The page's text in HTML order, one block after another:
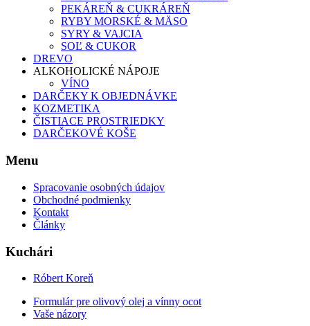
PEKÁREŇ & CUKRÁREŇ
RYBY MORSKÉ & MÄSO
SYRY & VAJCIA
SOĽ & CUKOR
DREVO
ALKOHOLICKÉ NÁPOJE
VÍNO
DARČEKY K OBJEDNÁVKE
KOZMETIKA
ČISTIACE PROSTRIEDKY
DARČEKOVÉ KOŠE
Menu
Spracovanie osobných údajov
Obchodné podmienky
Kontakt
Články
Kuchári
Róbert Koreň
Formulár pre olivový olej a vínny ocot
Vaše názory